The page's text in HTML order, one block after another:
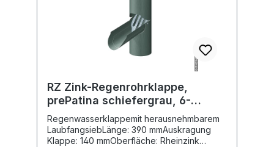
RZ Zink-Regenrohrklappe,
prePatina schiefergrau, 6-
tlg./100mm, mit Laubfangsieb
Regenwasserklappemit herausnehmbarem
LaubfangsiebLänge: 390 mmAuskragung
Klappe: 140 mmOberfläche: Rheinzink